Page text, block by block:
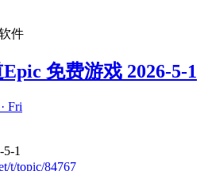
件
免费游戏 2026-5-1
Fri
1
t/topic/84767